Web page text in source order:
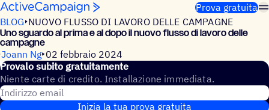
Salta al contenuto
Prova gratuita
BLOG NUOVO FLUSSO DI LAVORO DELLE CAMPAGNE
Uno sguardo al prima e al dopo il nuovo flusso di lavoro delle
campagne
Joann Ng 02 febbraio 2024
Provalo subito gratuitamente
Niente carte di credito. Installazione immediata.
Indirizzo email
Inizia la tua prova gratuita